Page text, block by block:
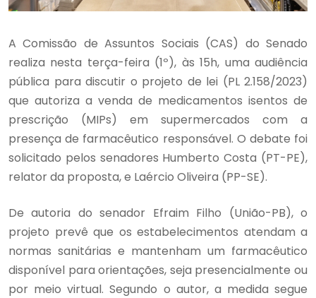
A Comissão de Assuntos Sociais (CAS) do Senado
realiza nesta terça-feira (1º), às 15h, uma audiência
pública para discutir o projeto de lei (PL 2.158/2023)
que autoriza a venda de medicamentos isentos de
prescrição (MIPs) em supermercados com a
presença de farmacêutico responsável. O debate foi
solicitado pelos senadores Humberto Costa (PT-PE),
relator da proposta, e Laércio Oliveira (PP-SE).
De autoria do senador Efraim Filho (União-PB), o
projeto prevê que os estabelecimentos atendam a
normas sanitárias e mantenham um farmacêutico
disponível para orientações, seja presencialmente ou
por meio virtual. Segundo o autor, a medida segue